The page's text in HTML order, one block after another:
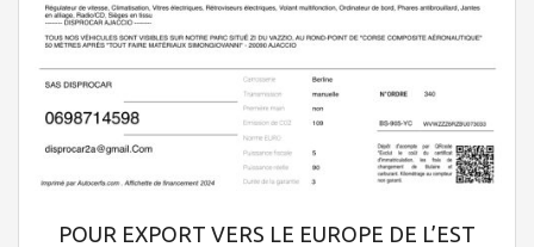
POUR EXPORT VERS LE EUROPE DE L’EST